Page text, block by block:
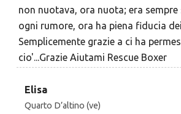
non nuotava, ora nuota; era
ogni rumore, ora ha piena fiducia
Semplicemente grazie a ci ha
cio'...Grazie Aiutami Rescue Boxer
Elisa
Quarto D’altino (ve)